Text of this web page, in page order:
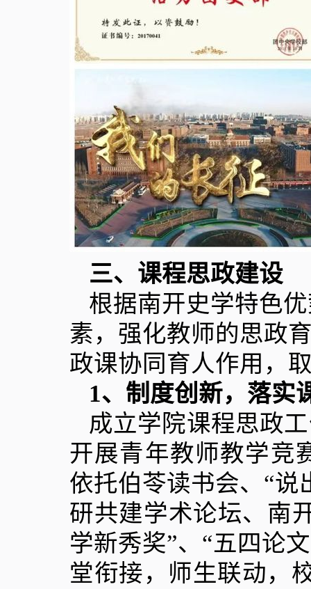
三、课程思政建设
根据南开史学特色
素，强化教师的思政
政课协同育人作用，
1、制度创新，落实
成立学院课程思政
开展青年教师教学竞
依托伯苓读书会、“说
研共建学术论坛、南
学新秀奖”、“五四论
堂衔接，师生联动，